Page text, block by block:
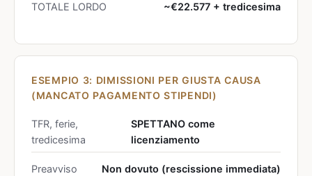
TOTALE LORDO ~€22.577 + tredicesima
ESEMPIO 3: DIMISSIONI PER GIUSTA CAUSA
(MANCATO PAGAMENTO STIPENDI)
TFR, ferie,
tredicesima
SPETTANO come
licenziamento
Preavviso Non dovuto (rescissione immediata)